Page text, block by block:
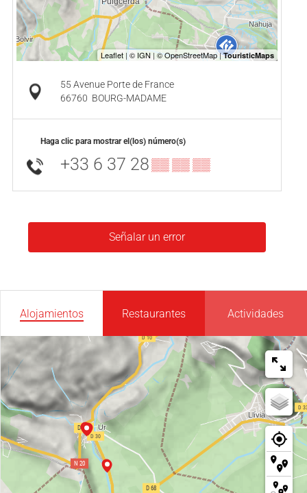
55 Avenue Porte de France
66760 BOURG-MADAME
Haga clic para mostrar el(los) número(s)
+33 6 37 28▒▒ ▒▒ ▒▒
Señalar un error
Alojamientos Restaurantes Actividades